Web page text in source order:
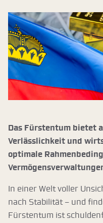
Das Fürstentum bietet
Verlässlichkeit und
optimale
In einer Welt voller
nach Stabilität – und
Fürstentum ist